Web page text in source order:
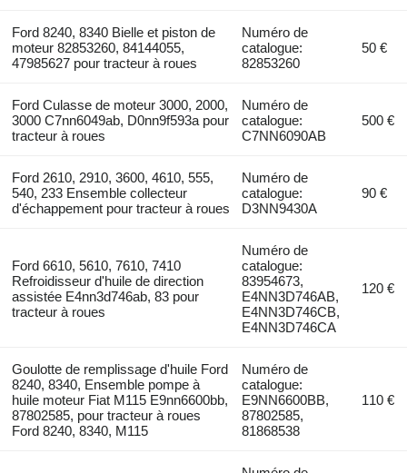
Ford 8240, 8340 Bielle et piston de
moteur 82853260, 84144055,
47985627 pour tracteur à roues
Numéro de
catalogue:
82853260
50 €
Ford Culasse de moteur 3000, 2000,
3000 C7nn6049ab, D0nn9f593a pour
tracteur à roues
Numéro de
catalogue:
C7NN6090AB
500 €
Ford 2610, 2910, 3600, 4610, 555,
540, 233 Ensemble collecteur
d'échappement pour tracteur à roues
Numéro de
catalogue:
D3NN9430A
90 €
Ford 6610, 5610, 7610, 7410
Refroidisseur d'huile de direction
assistée E4nn3d746ab, 83 pour
tracteur à roues
Numéro de
catalogue:
83954673,
E4NN3D746AB,
E4NN3D746CB,
E4NN3D746CA
120 €
Goulotte de remplissage d'huile Ford
8240, 8340, Ensemble pompe à
huile moteur Fiat M115 E9nn6600bb,
87802585, pour tracteur à roues
Ford 8240, 8340, M115
Numéro de
catalogue:
E9NN6600BB,
87802585,
81868538
110 €